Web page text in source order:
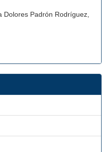
Dolores Padrón Rodríguez,